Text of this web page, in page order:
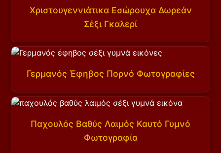
Χριστουγεννιάτικα Εσώρουχα Δωρεάν
Σέξι Γκαλερί
Γερμανός Έφηβος Πορνό Φωτογραφίες
Παχουλός Βαθύς Λαιμός Καυτό Γυμνό
Φωτογραφία